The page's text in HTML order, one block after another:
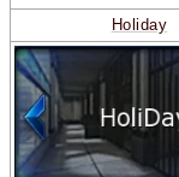
Holiday